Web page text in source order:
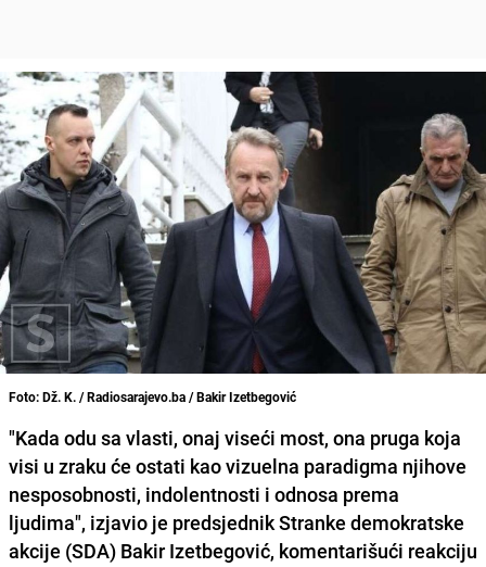
Foto: Dž. K. / Radiosarajevo.ba / Bakir Izetbegović
"Kada odu sa vlasti, onaj viseći most, ona pruga koja
visi u zraku će ostati kao vizuelna paradigma njihove
nesposobnosti, indolentnosti i odnosa prema
ljudima", izjavio je predsjednik Stranke demokratske
akcije (SDA) Bakir Izetbegović, komentarišući reakciju